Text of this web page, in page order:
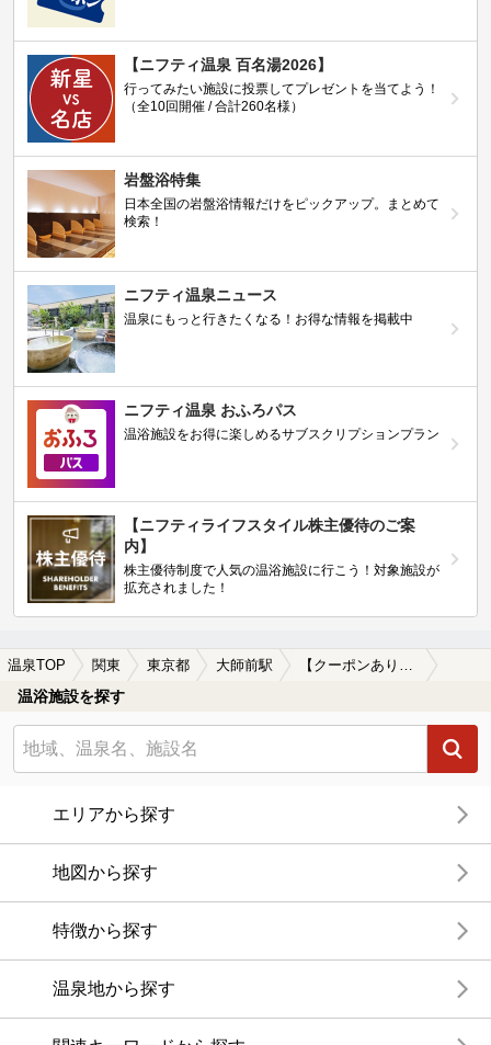
【ニフティ温泉 百名湯2026】
行ってみたい施設に投票してプレゼントを当てよう！
（全10回開催 / 合計260名様）
岩盤浴特集
日本全国の岩盤浴情報だけをピックアップ。まとめて
検索！
ニフティ温泉ニュース
温泉にもっと行きたくなる！お得な情報を掲載中
ニフティ温泉 おふろパス
温浴施設をお得に楽しめるサブスクリプションプラン
【ニフティライフスタイル株主優待のご案
内】
株主優待制度で人気の温浴施設に行こう！対象施設が
拡充されました！
温泉TOP 関東 東京都 大師前駅
温浴施設を探す
エリアから探す
地図から探す
特徴から探す
温泉地から探す